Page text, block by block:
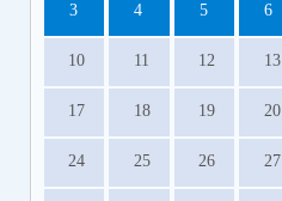
3 4 5 6
10 11 12 13
17 18 19 20
24 25 26 27